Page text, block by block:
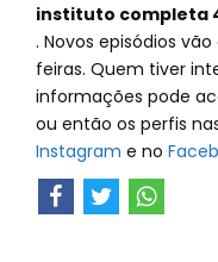
instituto completa
. Novos episódios
feiras. Quem tiver
informações pode
ou então os perfis
Instagram e no